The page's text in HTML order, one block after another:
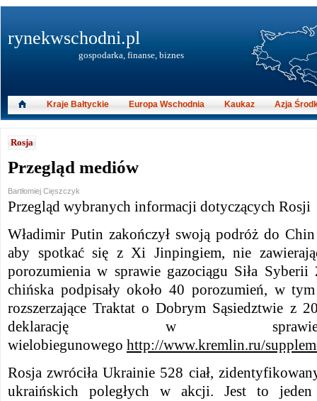
Rosja
Przegląd mediów
Bartłomiej Cięszczyk
Przegląd wybranych informacji dotyczących Rosji
Władimir Putin zakończył swoją podróż do
aby spotkać się z Xi Jinpingiem, nie
porozumienia w sprawie gazociągu Siła
chińska podpisały około 40 porozumień, w
rozszerzające Traktat o Dobrym Sąsiedztwie z
deklarację w
wielobiegunowego http://www.kremlin.ru/
​​Rosja zwróciła Ukrainie 528 ciał,
ukraińskich poległych w akcji. Jest to
rynekwschodni.pl
gospodarka, finanse, biznes
Kraje Bałtyckie Europa Wschodnia Kaukaz Azja